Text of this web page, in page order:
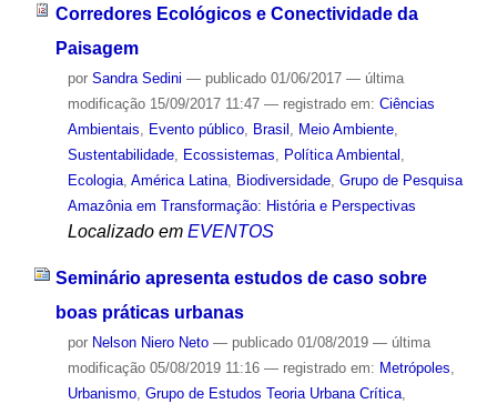
Corredores Ecológicos e Conectividade da
Paisagem
por Sandra Sedini — publicado01/06/2017 — última
modificação15/09/2017 11:47 — registrado em: Ciências
Ambientais
Evento público, Brasil Meio Ambiente,
Sustentabilidade, Ecossistemas Política Ambiental
Ecologia, América Latina, Biodiversidade, Grupo de Pesquisa
Amazônia em Transformação: História e Perspectivas
Localizado em EVENTOS
Seminário apresenta estudos de caso sobre
boas práticas urbanas
por Nelson Niero Neto — publicado01/08/2019 — última
modificação05/08/2019 11:16 — registrado em: Metrópoles,
Urbanismo, Grupo de Estudos Teoria Urbana Crítica,